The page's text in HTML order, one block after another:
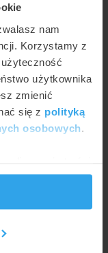
nam
Korzystamy z
użytkownika
zmienić
się z polityką
osobowych
i
o tym, jak
partnerom